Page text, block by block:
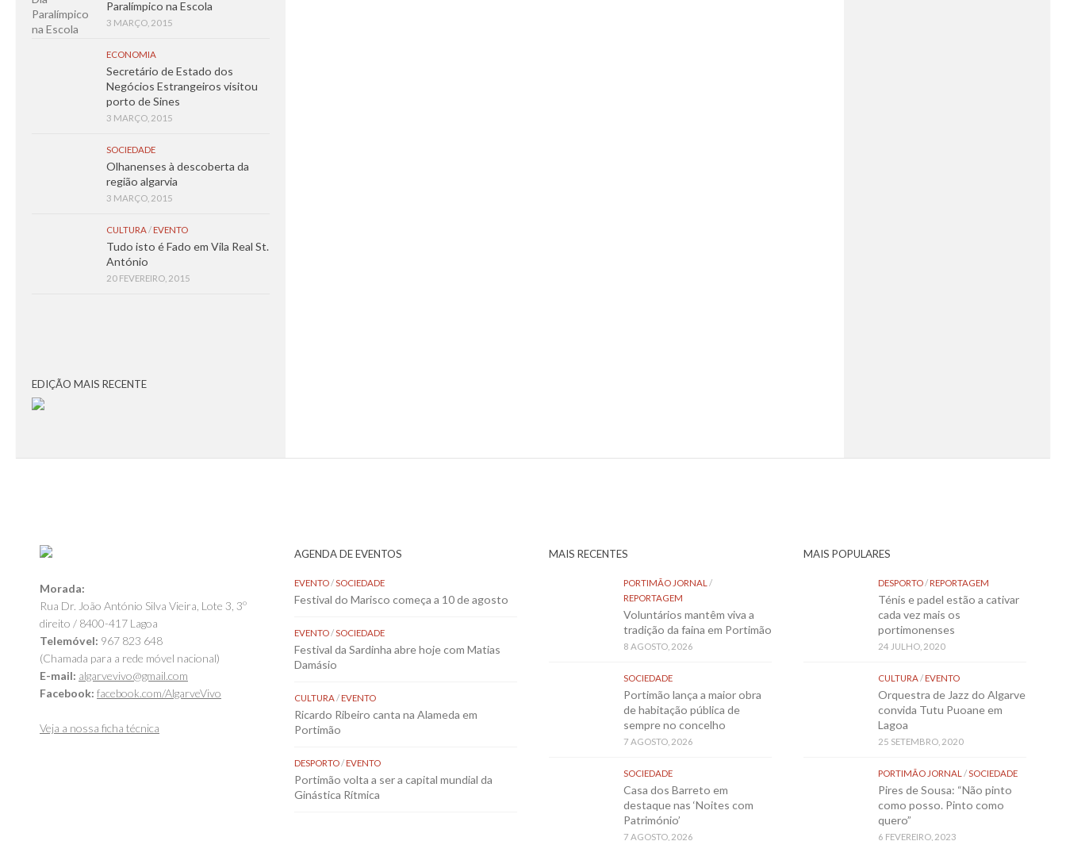
Paralímpico na Escola
3 MARÇO, 2015
ECONOMIA
Secretário de Estado dos
Negócios Estrangeiros visitou
porto de Sines
3 MARÇO, 2015
SOCIEDADE
Olhanenses à descoberta da
região algarvia
3 MARÇO, 2015
CULTURA/ EVENTO
Tudo isto é Fado em Vila Real St.
António
20 FEVEREIRO, 2015
EDIÇÃO MAIS RECENTE
Morada:
Rua Dr. João António Silva Vieira, Lote 3, 3º
direito / 8400-417 Lagoa
Telemóvel: 967 823 648
(Chamada para a rede móvel nacional)
E-mail: algarvevivo@gmail.com
Facebook: facebook.com/AlgarveVivo
Veja a nossa ficha técnica
AGENDA DE EVENTOS
EVENTO/SOCIEDADE
Festival do Marisco começa a 10 de agosto
EVENTO/SOCIEDADE
Festival da Sardinha abre hoje com Matias
Damásio
CULTURA/EVENTO
Ricardo Ribeiro canta na Alameda em
Portimão
DESPORTO/EVENTO
Portimão volta a ser a capital mundial da
Ginástica Rítmica
MAIS RECENTES
PORTIMÃO JORNAL /
REPORTAGEM
Voluntários mantêm viva a
tradição da faina em Portimão
8 AGOSTO, 2026
SOCIEDADE
Portimão lança a maior obra
de habitação pública de
sempre no concelho
7 AGOSTO, 2026
SOCIEDADE
Casa dos Barreto em
destaque nas ‘Noites com
Património’
7 AGOSTO, 2026
MAIS POPULARES
DESPORTO/REPORTAGEM
Ténis e padel estão a cativar
cada vez mais os
portimonenses
24 JULHO, 2020
CULTURA/EVENTO
Orquestra de Jazz do Algarve
convida Tutu Puoane em
Lagoa
25 SETEMBRO, 2020
PORTIMÃO JORNAL /SOCIEDADE
Pires de Sousa: “Não pinto
como posso. Pinto como
quero”
6 FEVEREIRO, 2023